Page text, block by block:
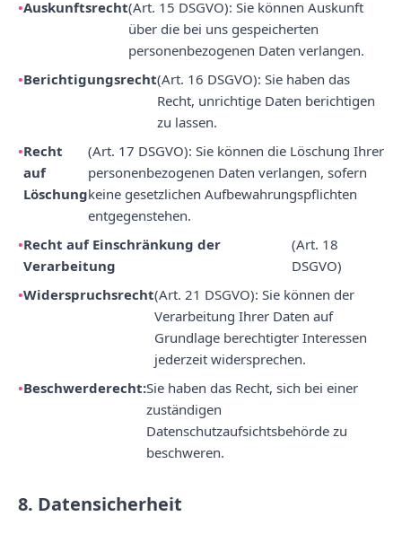
Auskunftsrecht(Art. 15 DSGVO): Sie können Auskunft
über die bei uns gespeicherten
personenbezogenen Daten verlangen.
Berichtigungsrecht(Art. 16 DSGVO): Sie haben das
Recht, unrichtige Daten berichtigen
zu lassen.
Recht
auf
Löschung
(Art. 17 DSGVO): Sie können die Löschung Ihrer
personenbezogenen Daten verlangen, sofern
keine gesetzlichen Aufbewahrungspflichten
entgegenstehen.
Recht auf Einschränkung der
Verarbeitung
(Art. 18
DSGVO)
Widerspruchsrecht(Art. 21 DSGVO): Sie können der
Verarbeitung Ihrer Daten auf
Grundlage berechtigter Interessen
jederzeit widersprechen.
Beschwerderecht:Sie haben das Recht, sich bei einer
zuständigen
Datenschutzaufsichtsbehörde zu
beschweren.
8. Datensicherheit